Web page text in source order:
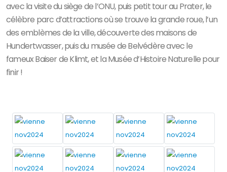
avec la visite du siège de l’ONU, puis petit tour au Prater, le
célèbre parc d’attractions où se trouve la grande roue, l’un
des emblèmes de la ville, découverte des maisons de
Hundertwasser, puis du musée de Belvédère avec le
fameux Baiser de Klimt, et la Musée d’Histoire Naturelle pour
finir !